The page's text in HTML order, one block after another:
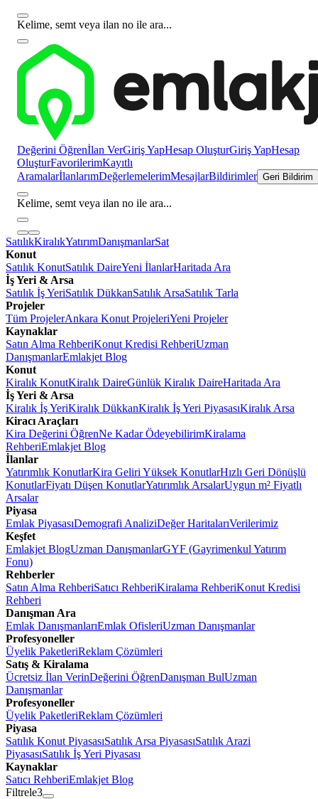
Kelime, semt veya ilan no ile ara...
Değerini Öğrenİlan VerGiriş YapHesap OluşturGiriş YapHesap
OluşturFavorilerimKayıtlı
AramalarİlanlarımDeğerlemelerimMesajlarBildirimler Geri Bildirim
Kelime, semt veya ilan no ile ara...
SatılıkKiralıkYatırımDanışmanlarSat
Konut
Satılık KonutSatılık DaireYeni İlanlarHaritada Ara
İş Yeri & Arsa
Satılık İş YeriSatılık DükkanSatılık ArsaSatılık Tarla
Projeler
Tüm ProjelerAnkara Konut ProjeleriYeni Projeler
Kaynaklar
Satın Alma RehberiKonut Kredisi RehberiUzman
DanışmanlarEmlakjet Blog
Konut
Kiralık KonutKiralık DaireGünlük Kiralık DaireHaritada Ara
İş Yeri & Arsa
Kiralık İş YeriKiralık DükkanKiralık İş Yeri PiyasasıKiralık Arsa
Kiracı Araçları
Kira Değerini ÖğrenNe Kadar ÖdeyebilirimKiralama
RehberiEmlakjet Blog
İlanlar
Yatırımlık KonutlarKira Geliri Yüksek KonutlarHızlı Geri Dönüşlü
KonutlarFiyatı Düşen KonutlarYatırımlık ArsalarUygun m² Fiyatlı
Arsalar
Piyasa
Emlak PiyasasıDemografi AnaliziDeğer HaritalarıVerilerimiz
Keşfet
Emlakjet BlogUzman DanışmanlarGYF (Gayrimenkul Yatırım
Fonu)
Rehberler
Satın Alma RehberiSatıcı RehberiKiralama RehberiKonut Kredisi
Rehberi
Danışman Ara
Emlak DanışmanlarıEmlak OfisleriUzman Danışmanlar
Profesyoneller
Üyelik PaketleriReklam Çözümleri
Satış & Kiralama
Ücretsiz İlan VerinDeğerini ÖğrenDanışman BulUzman
Danışmanlar
Profesyoneller
Üyelik PaketleriReklam Çözümleri
Piyasa
Satılık Konut PiyasasıSatılık Arsa PiyasasıSatılık Arazi
PiyasasıSatılık İş Yeri Piyasası
Kaynaklar
Satıcı RehberiEmlakjet Blog
Filtrele3